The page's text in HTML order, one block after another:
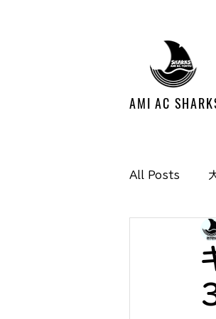
AMI AC
All Posts
Media掲
SHARKS